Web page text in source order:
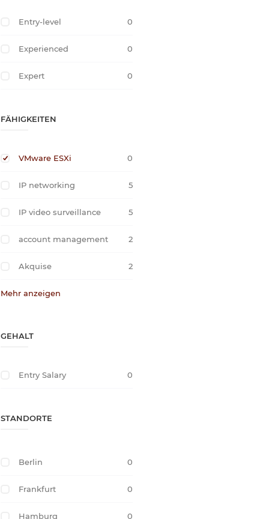
Entry-level 0
Experienced 0
Expert 0
FÄHIGKEITEN
VMware ESXi 0
IP networking 5
IP video surveillance 5
account management 2
Akquise 2
Mehr anzeigen
GEHALT
Entry Salary 0
STANDORTE
Berlin 0
Frankfurt 0
Hamburg 0